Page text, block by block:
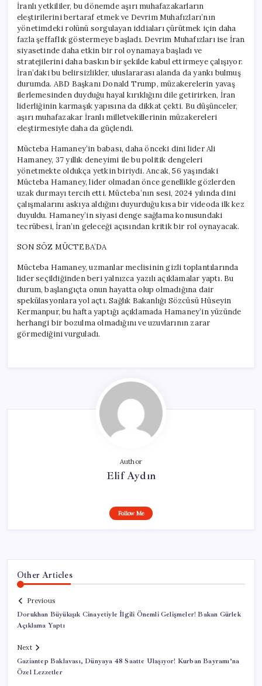
İranlı yetkililer, bu dönemde aşırı muhafazakarların
eleştirilerini bertaraf etmek ve Devrim Muhafızları’nın
yönetimdeki rolünü sorgulayan iddiaları çürütmek için daha
fazla şeffaflık göstermeye başladı. Devrim Muhafızları ise İran
siyasetinde daha etkin bir rol oynamaya başladı ve
stratejilerini daha baskın bir şekilde kabul ettirmeye çalışıyor.
İran’daki bu belirsizlikler, uluslararası alanda da yankı bulmuş
durumda. ABD Başkanı Donald Trump, müzakerelerin yavaş
ilerlemesinden duyduğu hayal kırıklığını dile getirirken, İran
liderliğinin karmaşık yapısına da dikkat çekti. Bu düşünceler,
aşırı muhafazakar İranlı milletvekillerinin müzakereleri
eleştirmesiyle daha da güçlendi.
Mücteba Hamaney’in babası, daha önceki dini lider Ali
Hamaney, 37 yıllık deneyimi ile bu politik dengeleri
yönetmekte oldukça yetkin biriydi. Ancak, 56 yaşındaki
Mücteba Hamaney, lider olmadan önce genellikle gözlerden
uzak durmayı tercih etti. Mücteba’nın sesi, 2024 yılında dini
çalışmalarını askıya aldığını duyurduğu kısa bir videoda ilk kez
duyuldu. Hamaney’in siyasi denge sağlama konusundaki
tecrübesi, İran’ın geleceği açısından kritik bir rol oynayacak.
SON SÖZ MÜCTEBA’DA
Mücteba Hamaney, uzmanlar meclisinin gizli toplantılarında
lider seçildiğinden beri yalnızca yazılı açıklamalar yaptı. Bu
durum, başlangıçta onun hayatta olup olmadığına dair
spekülasyonlara yol açtı. Sağlık Bakanlığı Sözcüsü Hüseyin
Kermanpur, bu hafta yaptığı açıklamada Hamaney’in yüzünde
herhangi bir bozulma olmadığını ve uzuvlarının zarar
görmediğini vurguladı.
Author
Elif Aydın
Follow Me
Other Articles
Previous
Dorukhan Büyükışık Cinayetiyle İlgili Önemli Gelişmeler! Bakan Gürlek
Açıklama Yaptı
Next
Gaziantep Baklavası, Dünyaya 48 Saatte Ulaşıyor! Kurban Bayramı’na
Özel Lezzetler